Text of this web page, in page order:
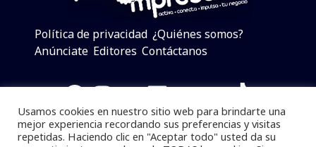
Política de privacidad ¿Quiénes somos?
Anúnciate Editores Contáctanos
Facebook
Instagram
Twitter
LinkedIn
Telegram
YouTube
TikTok
Usamos cookies en nuestro sitio web para brindarte una
mejor experiencia recordando sus preferencias y visitas
repetidas. Haciendo clic en "Aceptar todo" usted da su